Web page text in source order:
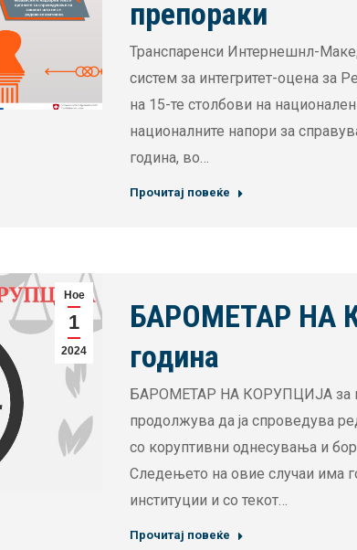
препораки
Транспаренси Интернешнл-
систем за интегритет-оцена за
на 15-те столбови на
националните напори за
година, во…
Прочитај повеќе
Ное
1
2024
БАРОМЕТАР НА
година
БАРОМЕТАР НА КОРУПЦИЈА за
продолжува да ја спроведува
со коруптивни однесувања и
Следењето на овие случаи има
институции и со текот…
Прочитај повеќе